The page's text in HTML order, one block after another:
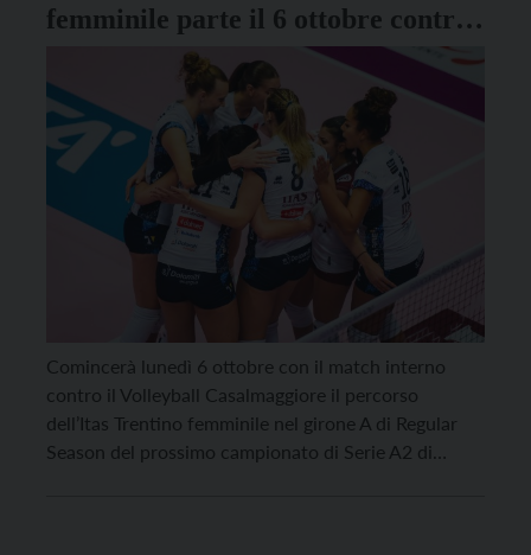
femminile parte il 6 ottobre contro
Casalmaggiore
Comincerà lunedì 6 ottobre con il match interno
contro il Volleyball Casalmaggiore il percorso
dell’Itas Trentino femminile nel girone A di Regular
Season del prossimo campionato di Serie A2 di